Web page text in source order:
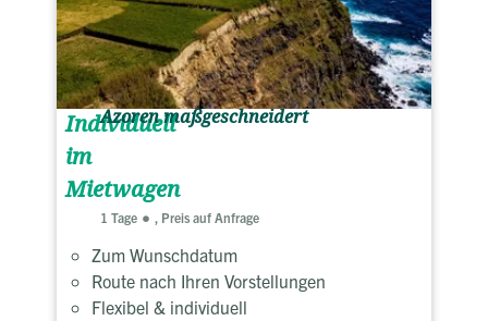
Individuell
im
Mietwagen
Azoren maßgeschneidert
1 Tage , Preis auf Anfrage
Zum Wunschdatum
Route nach Ihren Vorstellungen
Flexibel & individuell